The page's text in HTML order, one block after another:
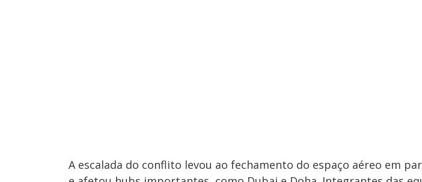
A escalada do conflito levou ao fechamento do espaço aéreo em